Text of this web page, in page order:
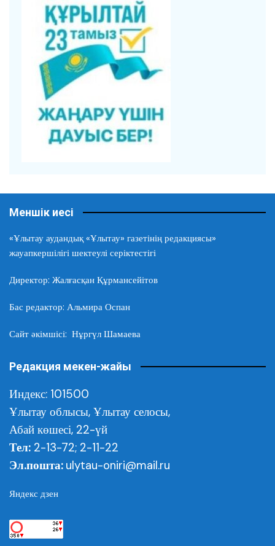
Меншік иесі
«Ұлытау аудандық «Ұлытау» газетінің редакциясы»
жауапкершілігі шектеулі серіктестігі
Директор: Жалғасқан Құрмансейітов
Бас редактор: Альмира Оспан
Сайт әкімшісі: Нұргүл Шамаева
Редакция мекен-жайы
Индекс: 101500
Ұлытау облысы, Ұлытау селосы,
Абай көшесі, 22-үй
Тел: 2-13-72; 2-11-22
Эл.пошта: ulytau-oniri@mail.ru
Яндекс дзен